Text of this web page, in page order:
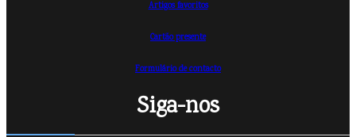
Artigos favoritos
Cartão presente
Formulário de contacto
Siga-nos